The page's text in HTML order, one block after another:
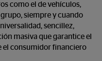
como el de vehículos,
siempre y cuando
sencillez,
masiva que garantice el
el consumidor financiero